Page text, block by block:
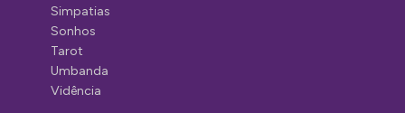
Simpatias
Sonhos
Tarot
Umbanda
Vidência